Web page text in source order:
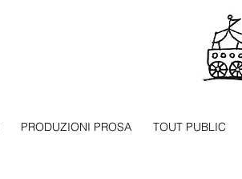
PRODUZIONI PROSA TOUT PUBLIC